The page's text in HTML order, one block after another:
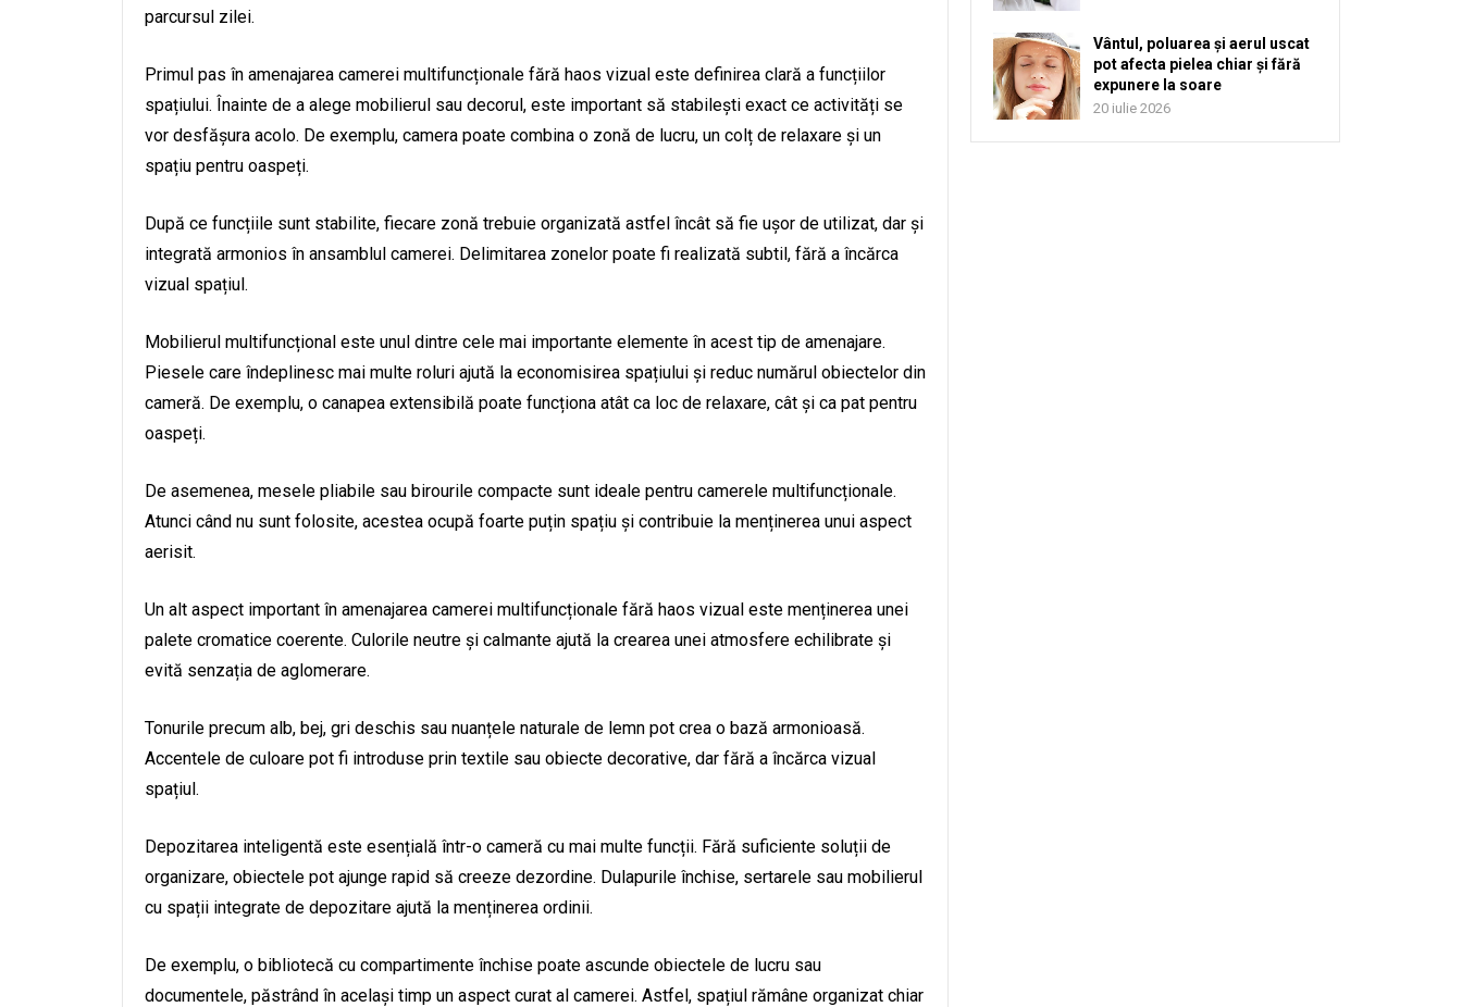
parcursul zilei.
Primul pas în amenajarea camerei multifuncționale fără haos vizual este definirea clară a funcțiilor
spațiului. Înainte de a alege mobilierul sau decorul, este important să stabilești exact ce activități se
vor desfășura acolo. De exemplu, camera poate combina o zonă de lucru, un colț de relaxare și un
spațiu pentru oaspeți.
După ce funcțiile sunt stabilite, fiecare zonă trebuie organizată astfel încât să fie ușor de utilizat, dar și
integrată armonios în ansamblul camerei. Delimitarea zonelor poate fi realizată subtil, fără a încărca
vizual spațiul.
Mobilierul multifuncțional este unul dintre cele mai importante elemente în acest tip de amenajare.
Piesele care îndeplinesc mai multe roluri ajută la economisirea spațiului și reduc numărul obiectelor din
cameră. De exemplu, o canapea extensibilă poate funcționa atât ca loc de relaxare, cât și ca pat pentru
oaspeți.
De asemenea, mesele pliabile sau birourile compacte sunt ideale pentru camerele multifuncționale.
Atunci când nu sunt folosite, acestea ocupă foarte puțin spațiu și contribuie la menținerea unui aspect
aerisit.
Un alt aspect important în amenajarea camerei multifuncționale fără haos vizual este menținerea unei
palete cromatice coerente. Culorile neutre și calmante ajută la crearea unei atmosfere echilibrate și
evită senzația de aglomerare.
Tonurile precum alb, bej, gri deschis sau nuanțele naturale de lemn pot crea o bază armonioasă.
Accentele de culoare pot fi introduse prin textile sau obiecte decorative, dar fără a încărca vizual
spațiul.
Depozitarea inteligentă este esențială într-o cameră cu mai multe funcții. Fără suficiente soluții de
organizare, obiectele pot ajunge rapid să creeze dezordine. Dulapurile închise, sertarele sau mobilierul
cu spații integrate de depozitare ajută la menținerea ordinii.
De exemplu, o bibliotecă cu compartimente închise poate ascunde obiectele de lucru sau
documentele, păstrând în același timp un aspect curat al camerei. Astfel, spațiul rămâne organizat chiar
Vântul, poluarea și aerul uscat
pot afecta pielea chiar și fără
expunere la soare
20 iulie 2026